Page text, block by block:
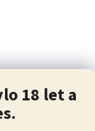
18 let a